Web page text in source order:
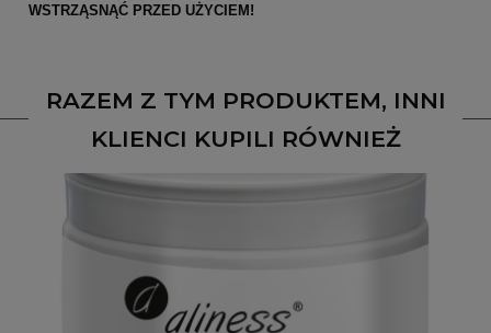
WSTRZĄSNĄĆ PRZED UŻYCIEM!
RAZEM Z TYM PRODUKTEM, INNI
KLIENCI KUPILI RÓWNIEŻ